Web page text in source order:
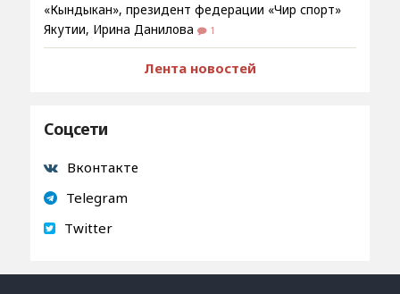
«Кындыкан», президент федерации «Чир спорт»
Якутии, Ирина Данилова
1
Лента новостей
Соцсети
Вконтакте
Telegram
Twitter